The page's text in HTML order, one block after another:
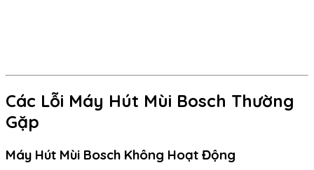
Các Lỗi Máy Hút Mùi Bosch Thường
Gặp
Máy Hút Mùi Bosch Không Hoạt Động